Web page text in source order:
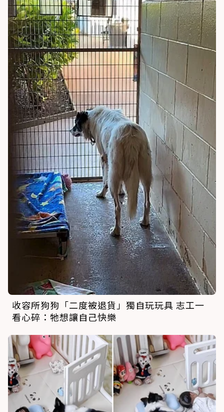
收容所狗狗「二度被退貨」獨自玩玩具 志工一
看心碎：牠想讓自己快樂